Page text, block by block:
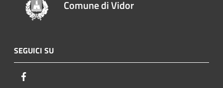
Comune di Vidor
SEGUICI SU